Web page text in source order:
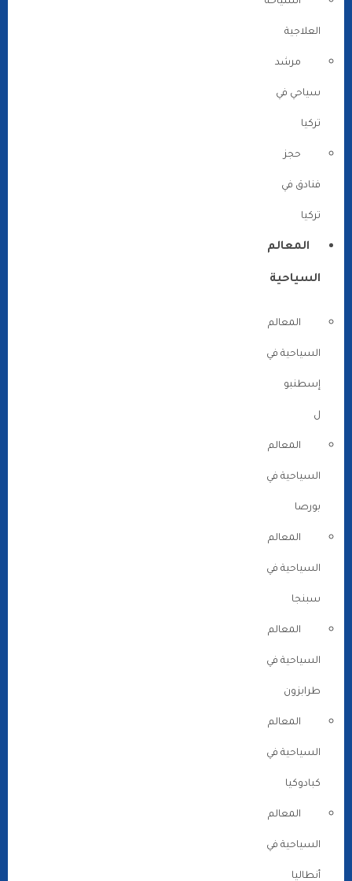
العلاجية
مرشد
سياحي في
تركيا
حجز
فنادق في
تركيا
المعالم
السياحية
المعالم
السياحية في
إسطنبو
ل
المعالم
السياحية في
بورصا
المعالم
السياحية في
سبنجا
المعالم
السياحية في
طرابزون
المعالم
السياحية في
كبادوكيا
المعالم
السياحية في
أنطاليا